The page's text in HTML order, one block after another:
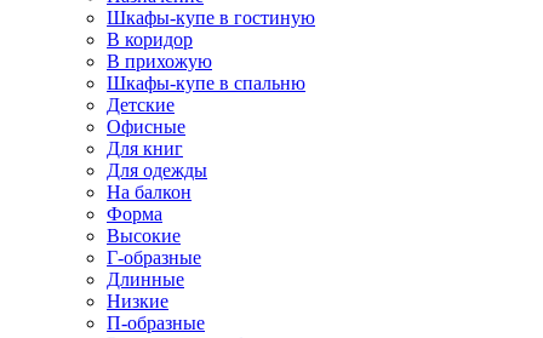
Шкафы-купе в гостиную
В коридор
В прихожую
Шкафы-купе в спальню
Детские
Офисные
Для книг
Для одежды
На балкон
Форма
Высокие
Г-образные
Длинные
Низкие
П-образные